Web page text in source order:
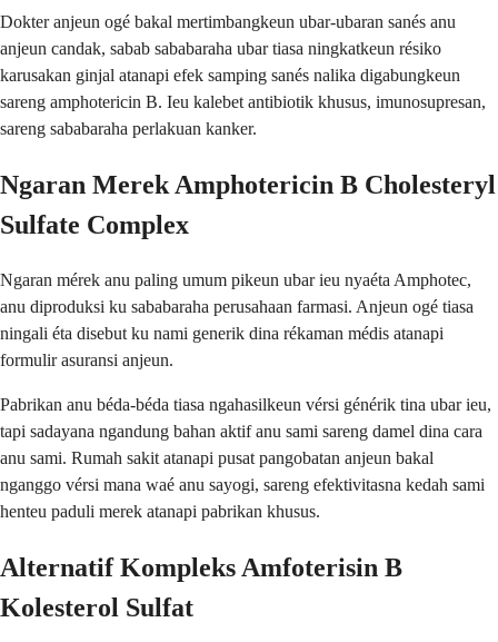
Dokter anjeun ogé bakal mertimbangkeun ubar-ubaran sanés anu
anjeun candak, sabab sababaraha ubar tiasa ningkatkeun résiko
karusakan ginjal atanapi efek samping sanés nalika digabungkeun
sareng amphotericin B. Ieu kalebet antibiotik khusus, imunosupresan,
sareng sababaraha perlakuan kanker.
Ngaran Merek Amphotericin B Cholesteryl
Sulfate Complex
Ngaran mérek anu paling umum pikeun ubar ieu nyaéta Amphotec,
anu diproduksi ku sababaraha perusahaan farmasi. Anjeun ogé tiasa
ningali éta disebut ku nami generik dina rékaman médis atanapi
formulir asuransi anjeun.
Pabrikan anu béda-béda tiasa ngahasilkeun vérsi générik tina ubar ieu,
tapi sadayana ngandung bahan aktif anu sami sareng damel dina cara
anu sami. Rumah sakit atanapi pusat pangobatan anjeun bakal
nganggo vérsi mana waé anu sayogi, sareng efektivitasna kedah sami
henteu paduli merek atanapi pabrikan khusus.
Alternatif Kompleks Amfoterisin B
Kolesterol Sulfat